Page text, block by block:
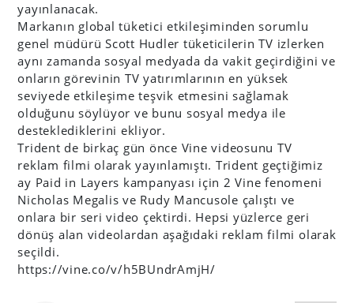
yayınlanacak.
Markanın global tüketici etkileşiminden sorumlu
genel müdürü Scott Hudler tüketicilerin TV izlerken
aynı zamanda sosyal medyada da vakit geçirdiğini ve
onların görevinin TV yatırımlarının en yüksek
seviyede etkileşime teşvik etmesini sağlamak
olduğunu söylüyor ve bunu sosyal medya ile
desteklediklerini ekliyor.
Trident de birkaç gün önce Vine videosunu TV
reklam filmi olarak yayınlamıştı. Trident geçtiğimiz
ay Paid in Layers kampanyası için 2 Vine fenomeni
Nicholas Megalis ve Rudy Mancusole çalıştı ve
onlara bir seri video çektirdi. Hepsi yüzlerce geri
dönüş alan videolardan aşağıdaki reklam filmi olarak
seçildi.
https://vine.co/v/h5BUndrAmjH/